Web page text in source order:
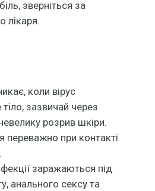
зверніться за
лікаря.
коли вірус
зазвичай через
розрив шкіри.
переважно при контакті
заражаються під
анального сексу та